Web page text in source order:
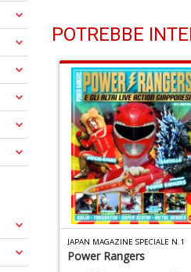
POTREBBE
JAPAN MAGAZINE SPECIALE N.1
Power Rangers